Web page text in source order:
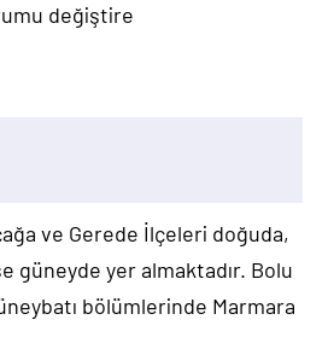
değiştire
ve Gerede İlçeleri doğuda,
güneyde yer almaktadır. Bolu
bölümlerinde Marmara